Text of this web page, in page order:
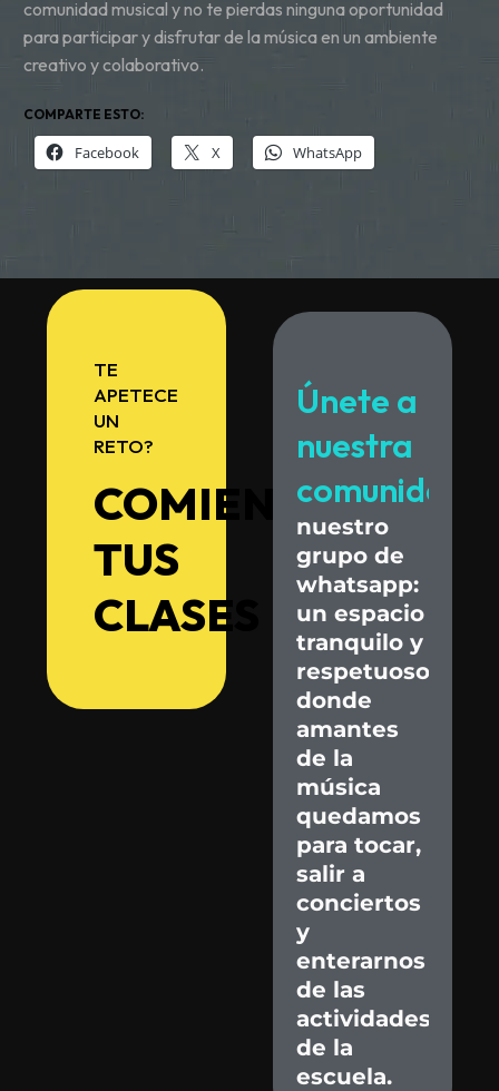
comunidad musical y no te pierdas ninguna oportunidad
para participar y disfrutar de la música en un ambiente
creativo y colaborativo.
COMPARTE ESTO:
Facebook X WhatsApp
TE
APETECE
UN
RETO?
COMIENZA
TUS
CLASES
Únete a
nuestra
comunidad.
nuestro
grupo de
whatsapp:
un espacio
tranquilo y
respetuoso
donde
amantes
de la
música
quedamos
para tocar,
salir a
conciertos
y
enterarnos
de las
actividades
de la
escuela.